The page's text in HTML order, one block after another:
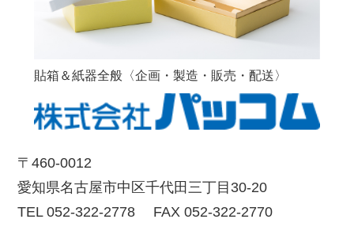
貼箱＆紙器全般〈企画・製造・販売・配送〉
〒460-0012
愛知県名古屋市中区千代田三丁目30-20
TEL 052-322-2778 FAX 052-322-2770